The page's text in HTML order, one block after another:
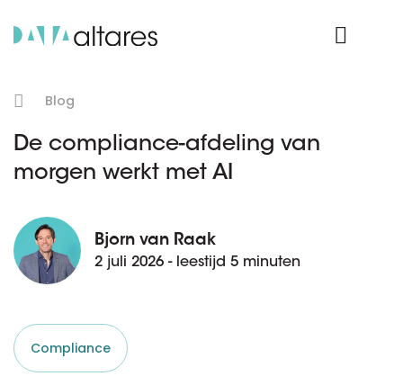
Blog
De compliance-afdeling van
morgen werkt met AI
Bjorn van Raak
2 juli 2026 - leestijd 5 minuten
Compliance